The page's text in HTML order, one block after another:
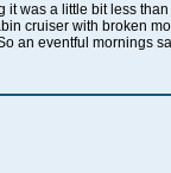
it was a little bit less
cruiser with broken
an eventful mornings